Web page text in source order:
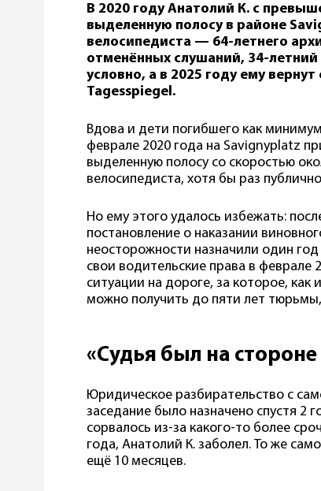
В 2020 году Анатолий К. с
выделенную полосу в районе
велосипедиста — 64-летнего
отменённых слушаний, 34-
условно, а в 2025 году ему
Tagesspiegel.
Вдова и дети погибшего как
феврале 2020 года на Savignyplatz
выделенную полосу со скоростью
велосипедиста, хотя бы раз
Но ему этого удалось избежать:
постановление о наказании
неосторожности назначили один
свои водительские права в феврале
ситуации на дороге, за которое,
можно получить до пяти лет
«Судья был на
Юридическое разбирательство с
заседание было назначено спустя 2
сорвалось из-за какого-то более
года, Анатолий К. заболел. То же
ещё 10 месяцев.